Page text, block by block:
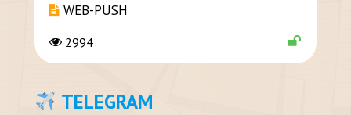
WEB-PUSH
2994
TELEGRAM